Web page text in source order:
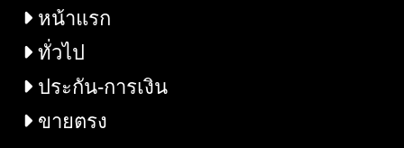
หน้าแรก
ทั่วไป
ประกัน-การเงิน
ขายตรง